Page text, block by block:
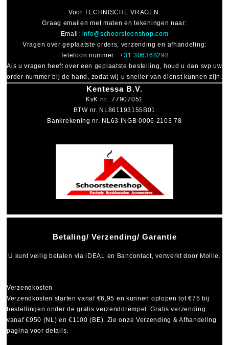
Betaling/ Verzending/ Garantie
U kunt veilig betalen viaiDEAL en Bancontact, verwerkt door Mollie.
Verzendkosten
Verzendkosten starten vanaf €6,95 en kunnen oplopen tot€75 bij
bestellingen onder de gratis verzenddrempel. Gratis verzending
vanaf €950 (NL) en €1100 (BE). Zie onze Verzending & Afhandeling
pagina voor details.
VoorTECHNISCHE VRAGEN :
Graag emailen met maten en tekeningen naar:
Email: info@schoorsteenshop.com
Vragen over geplaatste orders, verzending en afhandeling:
Telefoon nummer:+31 306368298
Als u vragen heeft over een geplaatste bestelling, houd u dan svp uw
order nummer bij de hand, zodat wij u sneller van dienst kunnen zijn.
Kentessa B.V.
KvK nr. 77907051
BTW nr. NL861193155B01
Bankrekening nr. NL63 INGB 0006 2103 78